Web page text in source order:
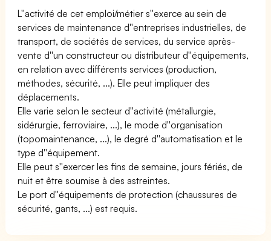
L''activité de cet emploi/métier s''exerce au sein de
services de maintenance d''entreprises industrielles, de
transport, de sociétés de services, du service après-
vente d''un constructeur ou distributeur d''équipements,
en relation avec différents services (production,
méthodes, sécurité, ...). Elle peut impliquer des
déplacements.
Elle varie selon le secteur d''activité (métallurgie,
sidérurgie, ferroviaire, ...), le mode d''organisation
(topomaintenance, ...), le degré d''automatisation et le
type d''équipement.
Elle peut s''exercer les fins de semaine, jours fériés, de
nuit et être soumise à des astreintes.
Le port d''équipements de protection (chaussures de
sécurité, gants, ...) est requis.